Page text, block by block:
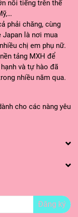
đi lớp bụi bẩn
trang điểm, tế
da tươi mát,
với mọi loại
tạo độ ẩm
giúp da khỏe,
RỬA MẶT
phân loại cho
nổi tiếng trên thế
phải chăng, cùng
Japan là nơi mua
chị em phụ nữ.
tảng MXH để
và tự hào đã
nhiều năm qua.
cho các nàng yêu
Đăng ký